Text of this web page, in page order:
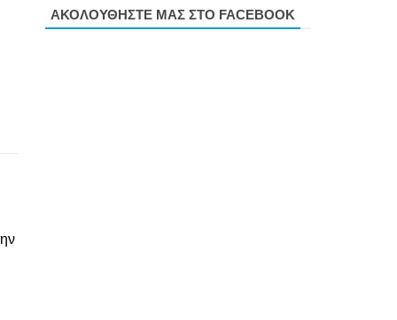
ΑΚΟΛΟΥΘΗΣΤΕ ΜΑΣ ΣΤΟ FACEBOOK